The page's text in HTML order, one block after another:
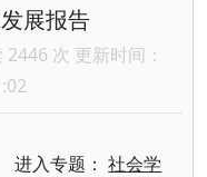
展报告
次 更新时间：
进入专题：社会学